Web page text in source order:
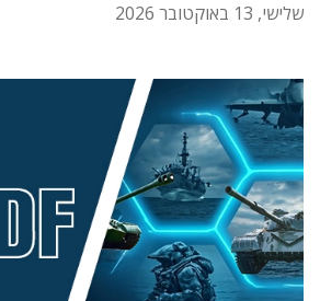
שלישי, 13 באוקטובר 2026